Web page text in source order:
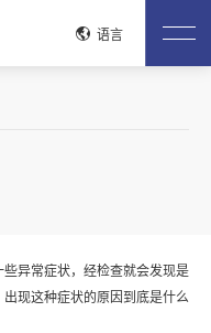
语言
驱紧固件
电池包紧固件
异常症状，经检查就会发现是
现这种症状的原因到底是什么